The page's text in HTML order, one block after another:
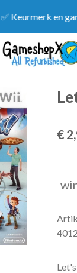
✅ Keurmerk en
€